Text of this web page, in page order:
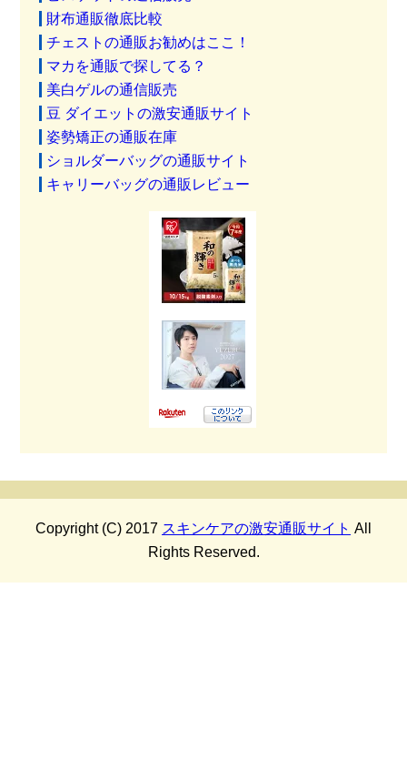
財布通販徹底比較
チェストの通販お勧めはここ！
マカを通販で探してる？
美白ゲルの通信販売
豆 ダイエットの激安通販サイト
姿勢矯正の通販在庫
ショルダーバッグの通販サイト
キャリーバッグの通販レビュー
Copyright (C) 2017 スキンケアの激安通販サイト All
Rights Reserved.